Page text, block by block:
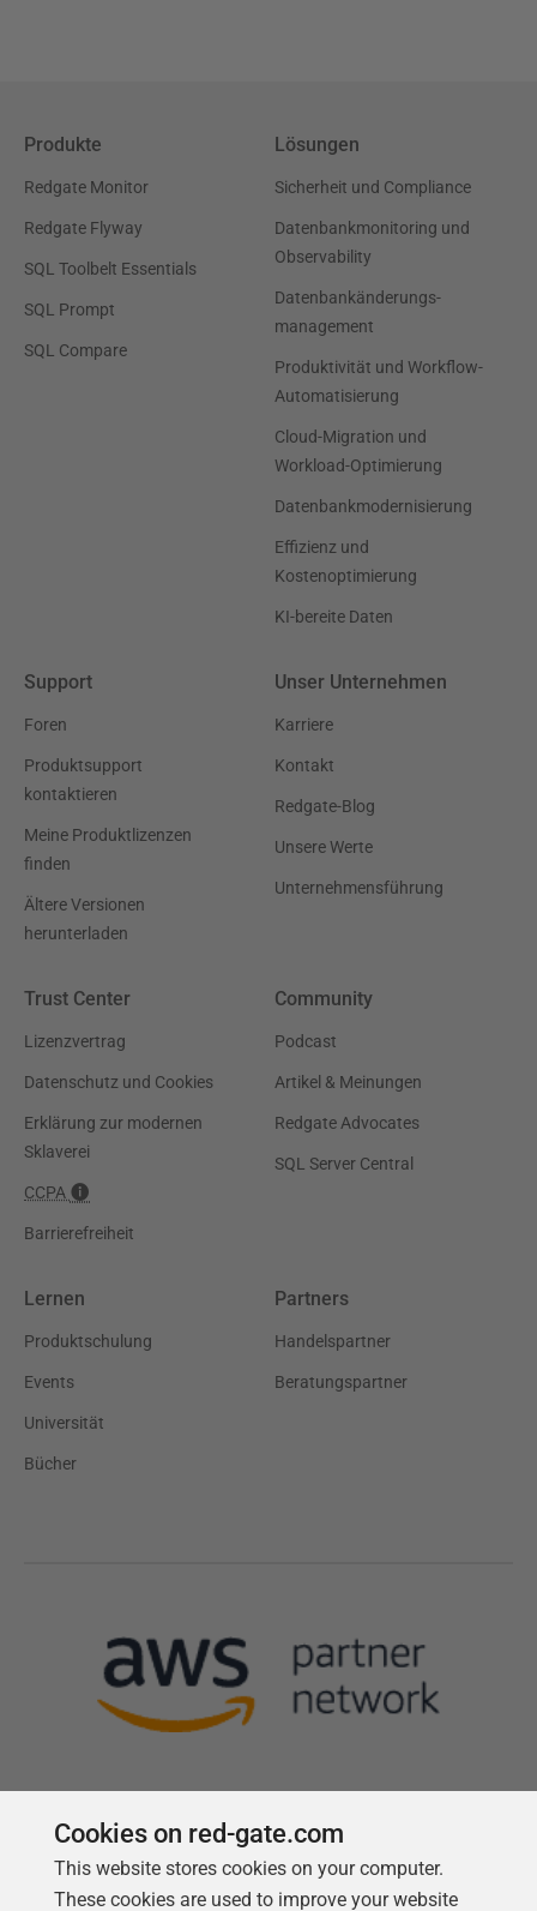
Produkte
Redgate Monitor
Redgate Flyway
SQL Toolbelt Essentials
SQL Prompt
SQL Compare
Lösungen
Sicherheit und Compliance
Datenbankmonitoring und
Observability
Datenbankänderungs-
management
Produktivität und Workflow-
Automatisierung
Cloud-Migration und
Workload-Optimierung
Datenbankmodernisierung
Effizienz und
Kostenoptimierung
KI-bereite Daten
Support
Foren
Produktsupport
kontaktieren
Meine Produktlizenzen
finden
Ältere Versionen
herunterladen
Unser Unternehmen
Karriere
Kontakt
Redgate-Blog
Unsere Werte
Unternehmensführung
Trust Center
Lizenzvertrag
Datenschutz und Cookies
Erklärung zur modernen
Sklaverei
CCPA
Barrierefreiheit
Community
Podcast
Artikel & Meinungen
Redgate Advocates
SQL Server Central
Lernen
Produktschulung
Events
Universität
Bücher
Partners
Handelspartner
Beratungspartner
Follow us
Cookies on red-gate.com
This website stores cookies on your computer.
These cookies are used to improve your website